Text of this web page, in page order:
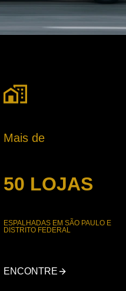
Mais de
50 LOJAS
ESPALHADAS EM SÃO PAULO E
DISTRITO FEDERAL
ENCONTRE